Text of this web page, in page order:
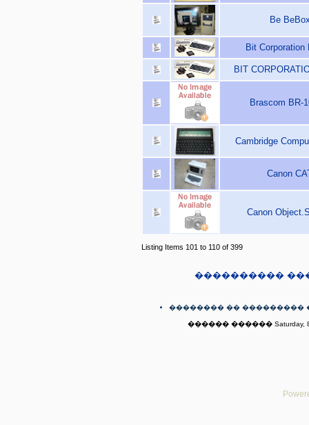
Be
Bit Corporation
BIT
Brascom BR-
Cambridge
Canon
Canon
Listing Items 101 to 110 of 399
����������
�������� �� ���������
������ ������ Saturday,